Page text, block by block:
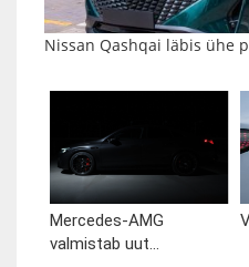
Nissan Qashqai läbis ühe
Mercedes-AMG
valmistab uut...